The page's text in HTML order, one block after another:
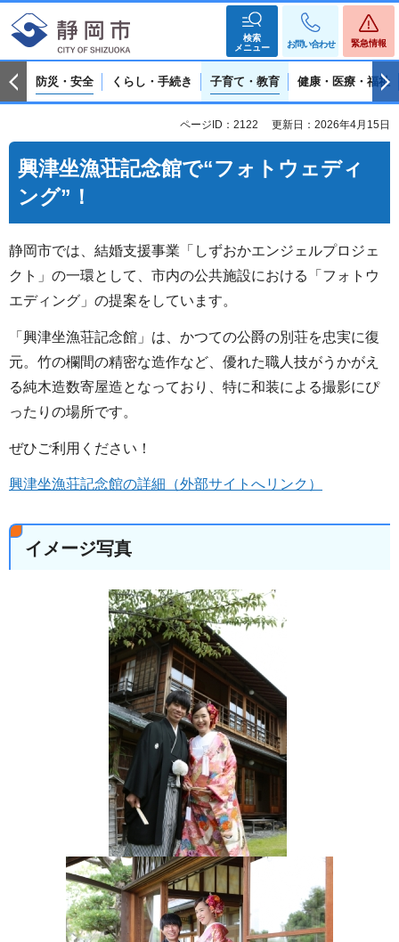
検索
メニュー
お問い合わせ 緊急情報
防災・安全 くらし・手続き 子育て・教育 健康・医療・福祉
ページID：2122 更新日：2026年4月15日
興津坐漁荘記念館で“フォトウェディ
ング”！
静岡市では、結婚支援事業「しずおかエンジェルプロジェ
クト」の一環として、市内の公共施設における「フォトウ
エディング」の提案をしています。
「興津坐漁荘記念館」は、かつての公爵の別荘を忠実に復
元。竹の欄間の精密な造作など、優れた職人技がうかがえ
る純木造数寄屋造となっており、特に和装による撮影にぴ
ったりの場所です。
ぜひご利用ください！
興津坐漁荘記念館の詳細（外部サイトへリンク）
イメージ写真